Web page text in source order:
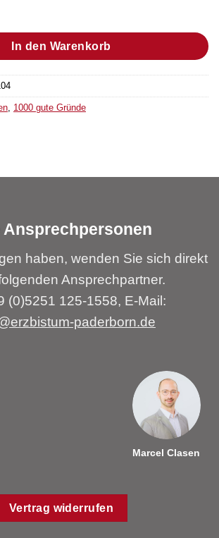
313 (25 Stück) Menge
In den Warenkorb
, 1000 gute Gründe
Ansprechpersonen
haben, wenden Sie sich direkt
Ansprechpartner.
(0)5251 125-1558, E-Mail:
paderborn.de
Marcel Clasen
Vertrag widerrufen